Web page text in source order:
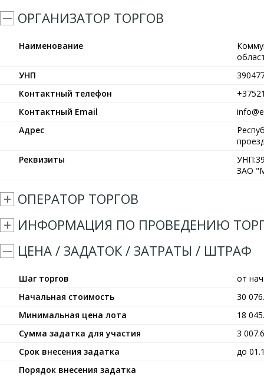
ОРГАНИЗАТОР ТОРГОВ
Наименование
УНП
Контактный телефон
Контактный Email
Адрес
Реквизиты
ЗАО
ОПЕРАТОР ТОРГОВ
ИНФОРМАЦИЯ ПО ПРОВЕДЕНИЮ
ЦЕНА / ЗАДАТОК / ЗАТРАТЫ / ШТРАФ
Шаг торгов
от
Начальная стоимость
30
Минимальная цена лота
18
Сумма задатка для участия
3
Срок внесения задатка
до
Порядок внесения задатка